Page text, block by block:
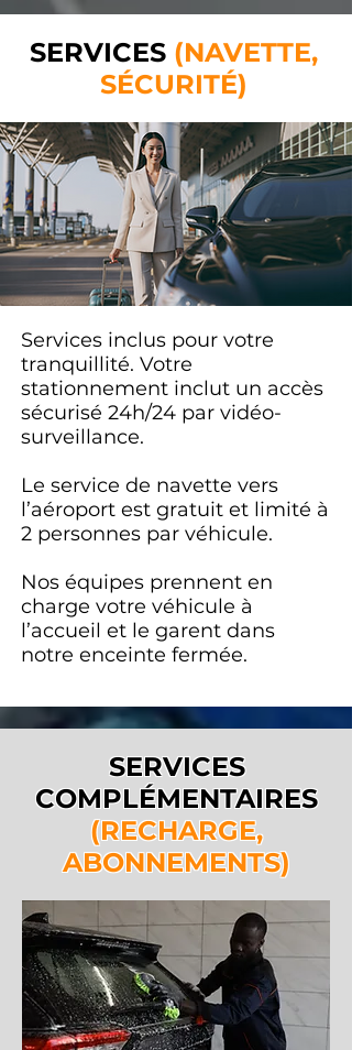
SERVICES (NAVETTE,
SÉCURITÉ)
Services inclus pour votre
tranquillité. Votre
stationnement inclut un accès
sécurisé 24h/24 par vidéo-
surveillance.
Le service de navette vers
l’aéroport est gratuit et limité à
2 personnes par véhicule.
Nos équipes prennent en
charge votre véhicule à
l’accueil et le garent dans
notre enceinte fermée.
SERVICES
COMPLÉMENTAIRES
(RECHARGE,
ABONNEMENTS)